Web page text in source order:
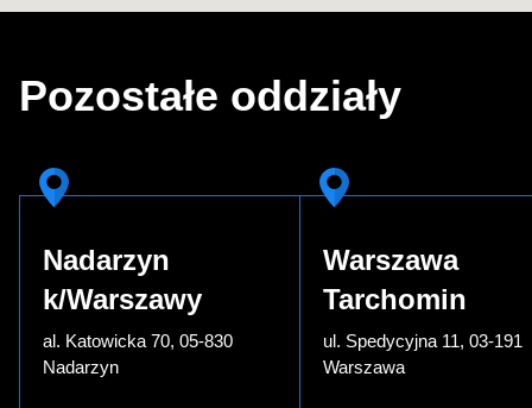
Pozostałe oddziały
Nadarzyn
k/Warszawy
al. Katowicka 70, 05-830
Nadarzyn
Warszawa
Tarchomin
ul. Spedycyjna 11, 03-191
Warszawa